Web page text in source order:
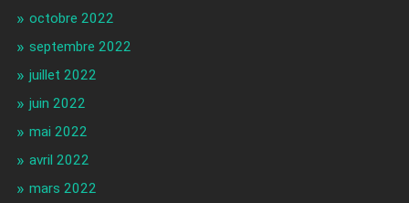
octobre 2022
septembre 2022
juillet 2022
juin 2022
mai 2022
avril 2022
mars 2022